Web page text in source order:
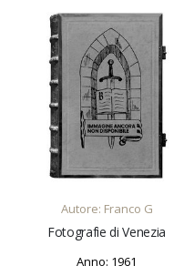
AGGIUNGI AL CARRELLO
Autore: Franco G
Fotografie di Venezia
Anno: 1961